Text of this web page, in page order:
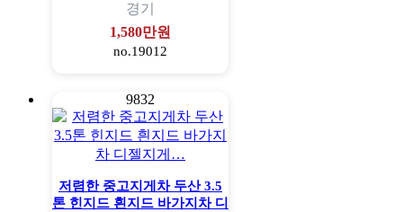
경기
1,580만원
no.19012
9832
저렴한 중고지게차 두산 3.5
톤 힌지드 흰지드 바가지차 디